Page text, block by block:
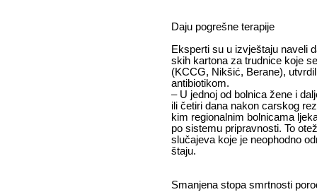
Da­ju po­gre­šne te­ra­pi­je
Eks­per­ti su u iz­vje­šta­ju na­ve­li
skih kar­to­na za trud­ni­ce ko­je
(KCCG, Nik­šić, Be­ra­ne),
an­ti­bi­o­ti­kom.
– U jed­noj od bol­ni­ca že­ne i
ili če­ti­ri da­na na­kon car­skog
kim re­gi­o­nal­nim bol­ni­ca­ma
po si­ste­mu pri­prav­no­sti. To
slu­ča­je­va ko­je je neo­p­hod­no
šta­ju.
Sma­nje­na sto­pa smrt­no­sti